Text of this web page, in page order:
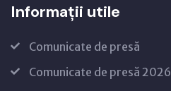
Informații utile
Comunicate de presă
Comunicate de presă 2026